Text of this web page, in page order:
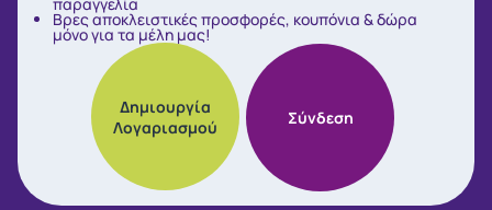
Βρες αποκλειστικές προσφορές, κουπόνια & δώρα
μόνο για τα μέλη μας!
Δημιουργία
Λογαριασμού
Σύνδεση